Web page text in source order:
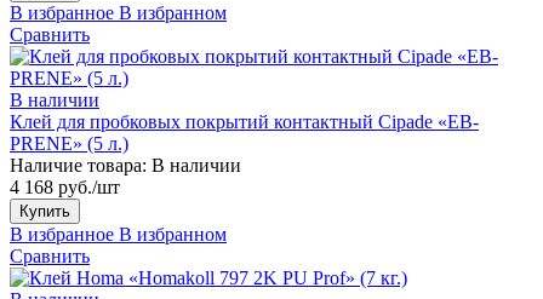
В избранное В избранном
Сравнить
В наличии
Клей для пробковых покрытий контактный Cipade «EB-
PRENE» (5 л.)
Наличие товара: В наличии
4 168 руб./шт
Купить
В избранное В избранном
Сравнить